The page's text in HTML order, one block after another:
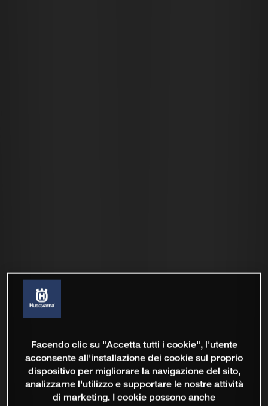
Facendo clic su "Accetta tutti i cookie", l'utente
acconsente all'installazione dei cookie sul proprio
dispositivo per migliorare la navigazione del sito,
analizzarne l'utilizzo e supportare le nostre attività
di marketing. I cookie possono anche